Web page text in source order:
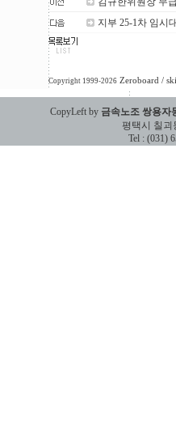
지부 25-1차 임시
Copyright 1999-2026 Zeroboard /
CopyLeft by 금속노조 쌍용자
평택시 칠괴동
Tel : (031)